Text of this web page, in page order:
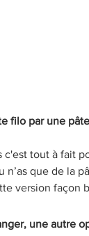
filo par une
c'est tout à fait
n’as que de la
version façon
une autre